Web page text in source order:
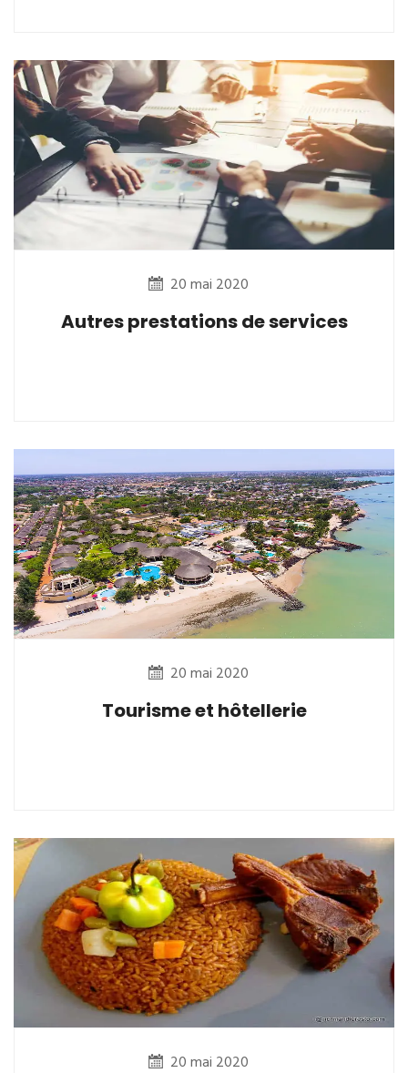
20 mai 2020
Autres prestations de services
20 mai 2020
Tourisme et hôtellerie
20 mai 2020